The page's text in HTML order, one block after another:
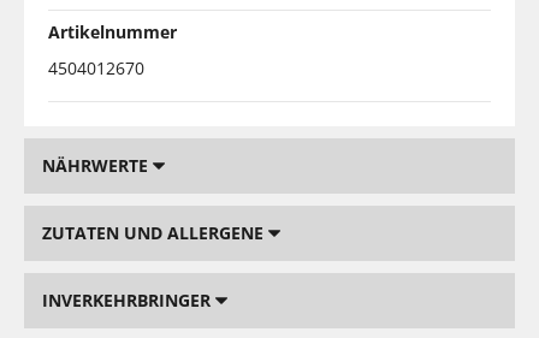
Artikelnummer
4504012670
NÄHRWERTE
ZUTATEN UND ALLERGENE
INVERKEHRBRINGER